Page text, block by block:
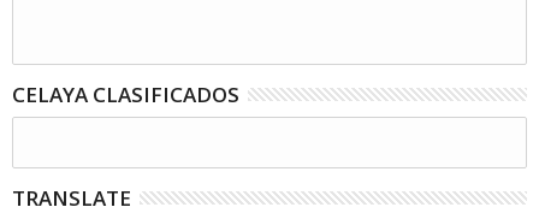
CELAYA CLASIFICADOS
TRANSLATE